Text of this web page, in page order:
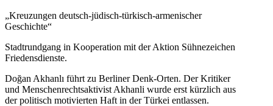
„Kreuzungen deutsch-jüdisch-türkisch-armenischer
Geschichte“
Stadtrundgang in Kooperation mit der Aktion Sühnezeichen
Friedensdienste.
Doğan Akhanlı führt zu Berliner Denk-Orten. Der Kritiker
und Menschenrechtsaktivist Akhanli wurde erst kürzlich aus
der politisch motivierten Haft in der Türkei entlassen.